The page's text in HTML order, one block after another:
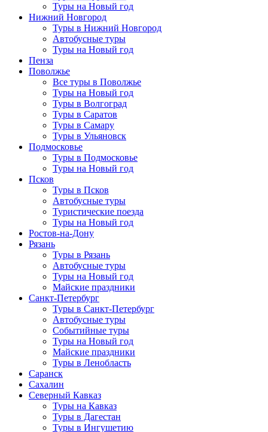
Туры на Новый год
Нижний Новгород
Туры в Нижний Новгород
Автобусные туры
Туры на Новый год
Пенза
Поволжье
Все туры в Поволжье
Туры на Новый год
Туры в Волгоград
Туры в Саратов
Туры в Самару
Туры в Ульяновск
Подмосковье
Туры в Подмосковье
Туры на Новый год
Псков
Туры в Псков
Автобусные туры
Туристические поезда
Туры на Новый год
Ростов-на-Дону
Рязань
Туры в Рязань
Автобусные туры
Туры на Новый год
Майские праздники
Санкт-Петербург
Туры в Санкт-Петербург
Автобусные туры
Событийные туры
Туры на Новый год
Майские праздники
Туры в Ленобласть
Саранск
Сахалин
Северный Кавказ
Туры на Кавказ
Туры в Дагестан
Туры в Ингушетию